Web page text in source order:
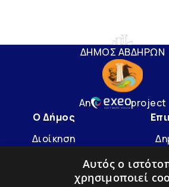
ΔΗΜΟΣ ΑΒΔΗΡΩΝ
An
project
Ο Δήμος
Διοίκηση
Αυτός ο
χρησιμοποιεί